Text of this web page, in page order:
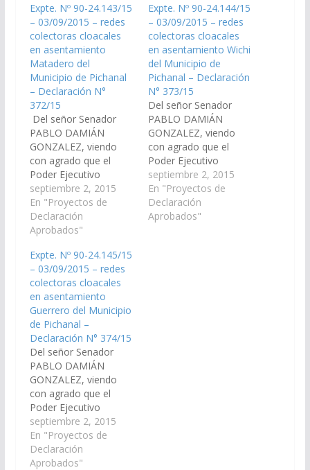
Expte. Nº 90-24.143/15
– 03/09/2015 – redes
colectoras cloacales
en asentamiento
Matadero del
Municipio de Pichanal
– Declaración N°
372/15
Del señor Senador
PABLO DAMIÁN
GONZALEZ, viendo
con agrado que el
Poder Ejecutivo
Provincial, incluya en el
Proyecto de
Presupuesto General
de la Provincia -
Partidas
Presupuestarias
necesarias para la
construcción de redes
colectoras cloacales
en asentamiento
Matadero del
Municipio de Pichanal
en el Departamento
Oran (Expte.…
septiembre 2, 2015
En "Proyectos de
Declaración
Aprobados"
Expte. Nº 90-24.144/15
– 03/09/2015 – redes
colectoras cloacales
en asentamiento Wichi
del Municipio de
Pichanal – Declaración
N° 373/15
Del señor Senador
PABLO DAMIÁN
GONZALEZ, viendo
con agrado que el
Poder Ejecutivo
Provincial, incluya en el
Proyecto de
Presupuesto General
de la Provincia -
septiembre 2, 2015
En "Proyectos de
Declaración
Aprobados"
Expte. Nº 90-24.145/15
– 03/09/2015 – redes
colectoras cloacales
en asentamiento
Guerrero del Municipio
de Pichanal –
Declaración N° 374/15
Del señor Senador
PABLO DAMIÁN
GONZALEZ, viendo
con agrado que el
Poder Ejecutivo
Provincial, incluya en el
Proyecto de
Presupuesto General
de la Provincia -
septiembre 2, 2015
En "Proyectos de
Declaración
Aprobados"